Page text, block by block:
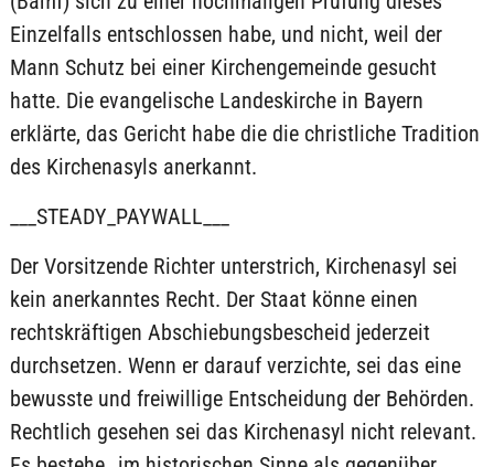
Einzelfalls entschlossen habe, und nicht, weil der
Mann Schutz bei einer Kirchengemeinde gesucht
hatte. Die evangelische Landeskirche in Bayern
erklärte, das Gericht habe die die christliche Tradition
des Kirchenasyls anerkannt.
___STEADY_PAYWALL___
Der Vorsitzende Richter unterstrich, Kirchenasyl sei
kein anerkanntes Recht. Der Staat könne einen
rechtskräftigen Abschiebungsbescheid jederzeit
durchsetzen. Wenn er darauf verzichte, sei das eine
bewusste und freiwillige Entscheidung der Behörden.
Rechtlich gesehen sei das Kirchenasyl nicht relevant.